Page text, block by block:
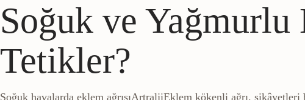
Soğuk ve Yağmurlu
Tetikler?
Soğuk havalarda eklem ağrısıArtraljiEklem kökenli ağrı. şikâyetleri